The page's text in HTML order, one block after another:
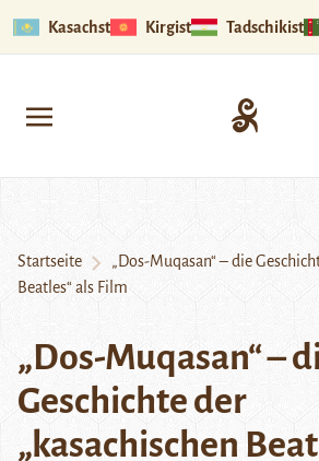
Kasachstan Kirgistan
Startseite
„Dos-Muqasan“ – die
Beatles“ als Film
„Dos-Muqasan“ –
Geschichte der
„kasachischen